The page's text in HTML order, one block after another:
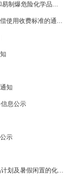
制爆危险化学品...
使用收费标准的通...
知
息公示
示
划及暑假闲置的化...